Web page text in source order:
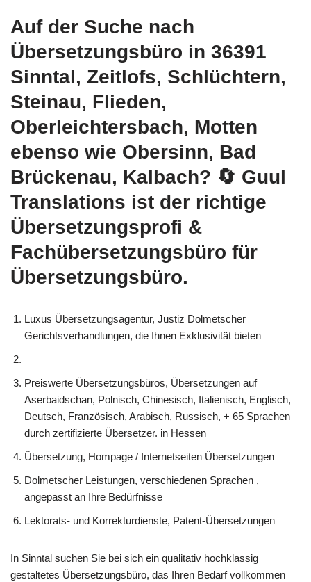
Auf der Suche nach
Übersetzungsbüro in 36391
Sinntal, Zeitlofs, Schlüchtern,
Steinau, Flieden,
Oberleichtersbach, Motten
ebenso wie Obersinn, Bad
Brückenau, Kalbach? 🔄 Guul
Translations ist der richtige
Übersetzungsprofi &
Fachübersetzungsbüro für
Übersetzungsbüro.
Luxus Übersetzungsagentur, Justiz Dolmetscher
Gerichtsverhandlungen, die Ihnen Exklusivität bieten
Preiswerte Übersetzungsbüros, Übersetzungen auf
Aserbaidschan, Polnisch, Chinesisch, Italienisch, Englisch,
Deutsch, Französisch, Arabisch, Russisch, + 65 Sprachen
durch zertifizierte Übersetzer. in Hessen
Übersetzung, Hompage / Internetseiten Übersetzungen
Dolmetscher Leistungen, verschiedenen Sprachen ,
angepasst an Ihre Bedürfnisse
Lektorats- und Korrekturdienste, Patent-Übersetzungen
In Sinntal suchen Sie bei sich ein qualitativ hochklassig
gestaltetes Übersetzungsbüro, das Ihren Bedarf vollkommen